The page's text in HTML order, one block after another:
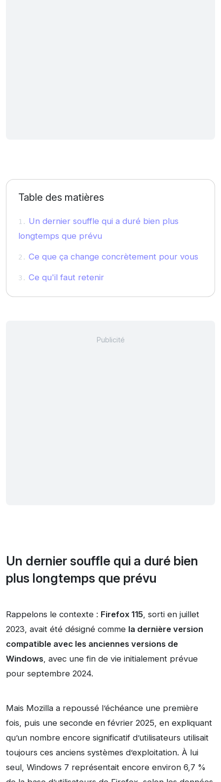
Table des matières
Un dernier souffle qui a duré bien plus
longtemps que prévu
Ce que ça change concrètement pour vous
Ce qu'il faut retenir
Un dernier souffle qui a duré bien
plus longtemps que prévu
Rappelons le contexte : Firefox 115, sorti en juillet
2023, avait été désigné comme la dernière version
compatible avec les anciennes versions de
Windows, avec une fin de vie initialement prévue
pour septembre 2024.
Mais Mozilla a repoussé l’échéance une première
fois, puis une seconde en février 2025, en expliquant
qu’un nombre encore significatif d’utilisateurs utilisait
toujours ces anciens systèmes d’exploitation. À lui
seul, Windows 7 représentait encore environ 6,7 %